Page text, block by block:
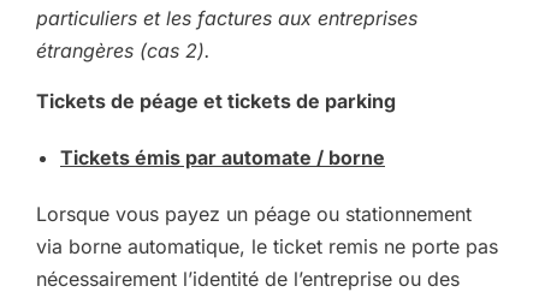
particuliers et les factures aux entreprises
étrangères (cas 2).
Tickets de péage et tickets de parking
Tickets émis par automate / borne
Lorsque vous payez un péage ou stationnement
via borne automatique, le ticket remis ne porte pas
nécessairement l’identité de l’entreprise ou des